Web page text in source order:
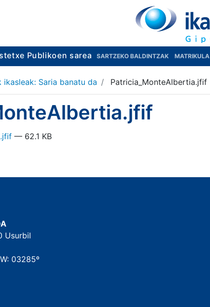
Publikoen sarea SARTZEKO BALDINTZAK MATRIKULA
ikasleak: Saria banatu da Patricia_MonteAlbertia.jfif
— 62.1 KB
Usurbil
03285º